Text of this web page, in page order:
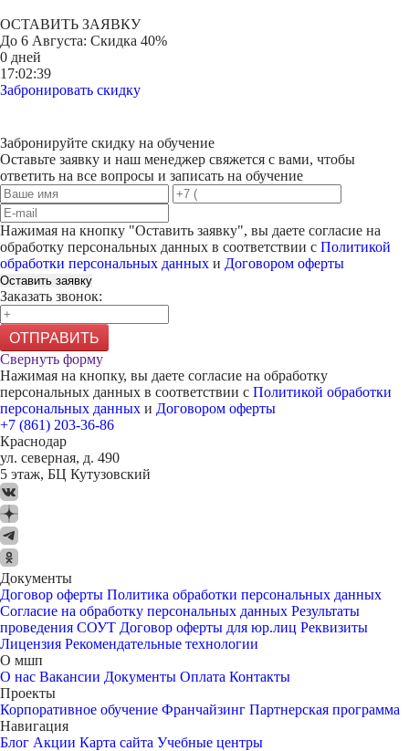
ОСТАВИТЬ ЗАЯВКУ
До 6 Августа: Скидка 40%
0 дней
17:02:39
Забронировать скидку
Забронируйте скидку на обучение
Оставьте заявку и наш менеджер свяжется с вами, чтобы
ответить на все вопросы и записать на обучение
Нажимая на кнопку "Оставить заявку", вы даете согласие на
обработку персональных данных в соответствии с Политикой
обработки персональных данных и Договором оферты
Оставить заявку
Заказать звонок:
ОТПРАВИТЬ
Свернуть форму
Нажимая на кнопку, вы даете согласие на обработку
персональных данных в соответствии с Политикой обработки
персональных данных и Договором оферты
+7 (861) 203-36-86
Краснодар
ул. северная, д. 490
5 этаж, БЦ Кутузовский
Документы
Договор оферты Политика обработки персональных данных
Согласие на обработку персональных данных Результаты
проведения СОУТ Договор оферты для юр.лиц Реквизиты
Лицензия Рекомендательные технологии
О мшп
О нас Вакансии Документы Оплата Контакты
Проекты
Корпоративное обучение Франчайзинг Партнерская программа
Навигация
Блог Акции Карта сайта Учебные центры